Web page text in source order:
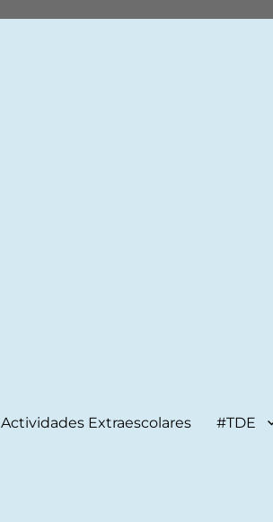
Actividades Extraescolares #TDE